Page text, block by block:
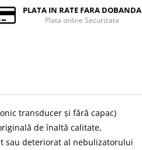
PLATA IN RATE FARA DOBANDA
Plata online Securizata
transducer și fără capac)
de înaltă calitate,
sau deteriorat al nebulizatorului